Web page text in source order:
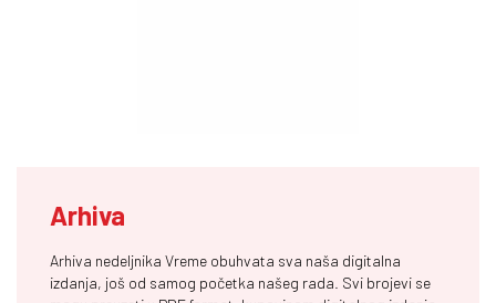
Arhiva
Arhiva nedeljnika Vreme obuhvata sva naša digitalna
izdanja, još od samog početka našeg rada. Svi brojevi se